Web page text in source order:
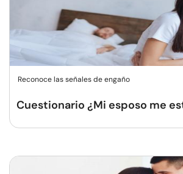
Reconoce las señales de engaño
Cuestionario ¿Mi esposo me